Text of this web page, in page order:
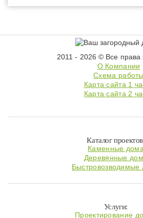
2011 - 2026 © Все
О Компании
Схема работы
Карта сайта 1
Карта сайта 2
Каталог
Каменные дома
Деревянные
Быстровозводимые
Услуги:
Проектирование